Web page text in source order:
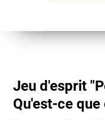
Jeu d'esprit
Qu'est-ce que